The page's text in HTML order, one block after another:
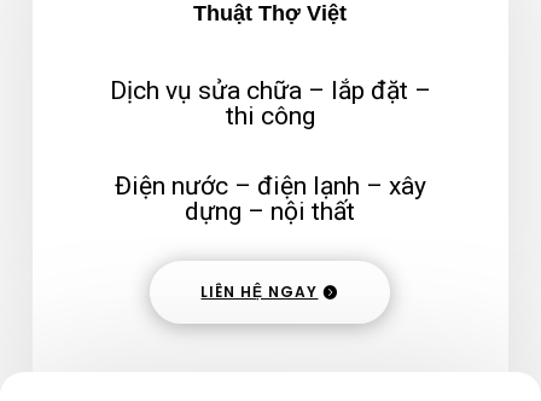
Thuật Thợ Việt
Dịch vụ sửa chữa – lắp đặt –
thi công
Điện nước – điện lạnh – xây
dựng – nội thất
LIÊN HỆ NGAY